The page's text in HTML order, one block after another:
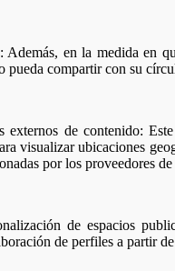
Además, en la medida en
pueda compartir con su
externos de contenido:
visualizar ubicaciones
por los proveedores
de espacios
de perfiles a partir